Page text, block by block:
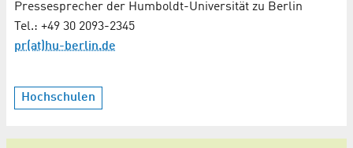
Pressesprecher der Humboldt-Universität zu Berlin
Tel.: +49 30 2093-2345
pr(at)hu-berlin.de
Hochschulen